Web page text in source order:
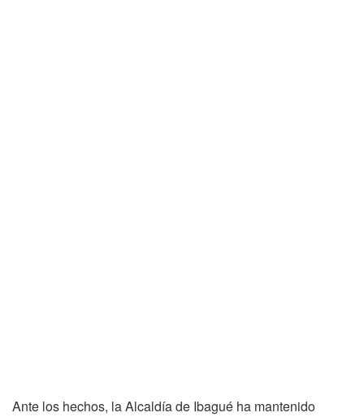
Ante los hechos, la Alcaldía de Ibagué ha mantenido